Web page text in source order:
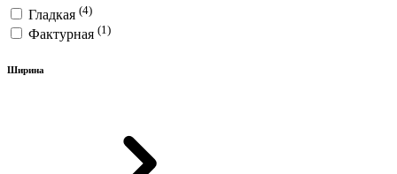
Гладкая (4)
Фактурная (1)
Ширина